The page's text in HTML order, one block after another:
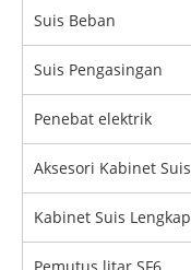
Suis Beban
Suis Pengasingan
Penebat elektrik
Aksesori Kabinet Suis
Kabinet Suis Lengkap